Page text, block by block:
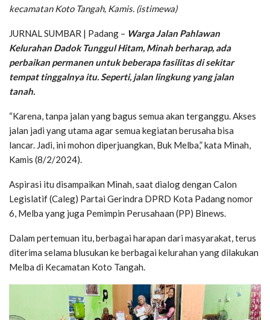
kecamatan Koto Tangah, Kamis. (istimewa)
JURNAL SUMBAR | Padang – Warga Jalan Pahlawan
Kelurahan Dadok Tunggul Hitam, Minah berharap, ada
perbaikan permanen untuk beberapa fasilitas di sekitar
tempat tinggalnya itu. Seperti, jalan lingkung yang jalan
tanah.
“Karena, tanpa jalan yang bagus semua akan terganggu. Akses
jalan jadi yang utama agar semua kegiatan berusaha bisa
lancar. Jadi, ini mohon diperjuangkan, Buk Melba,” kata Minah,
Kamis (8/2/2024).
Aspirasi itu disampaikan Minah, saat dialog dengan Calon
Legislatif (Caleg) Partai Gerindra DPRD Kota Padang nomor
6, Melba yang juga Pemimpin Perusahaan (PP) Binews.
Dalam pertemuan itu, berbagai harapan dari masyarakat, terus
diterima selama blusukan ke berbagai kelurahan yang dilakukan
Melba di Kecamatan Koto Tangah.